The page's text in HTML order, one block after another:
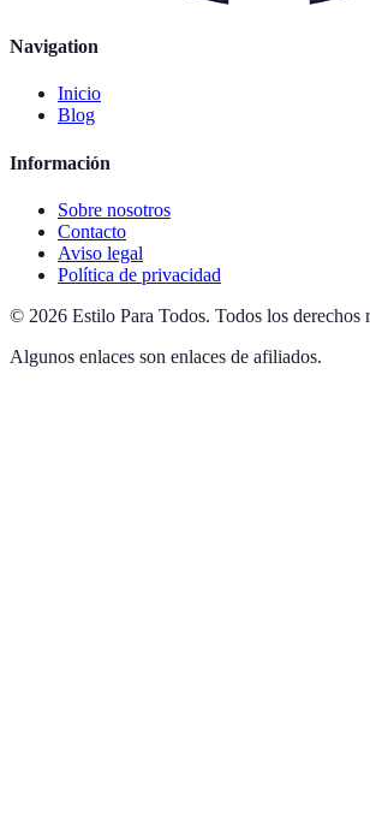
Navigation
Inicio
Blog
Información
Sobre nosotros
Contacto
Aviso legal
Política de privacidad
© 2026 Estilo Para Todos. Todos los derechos
Algunos enlaces son enlaces de afiliados.